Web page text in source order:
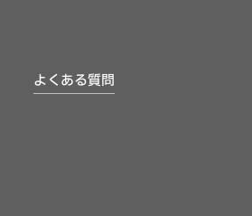
よくある質問